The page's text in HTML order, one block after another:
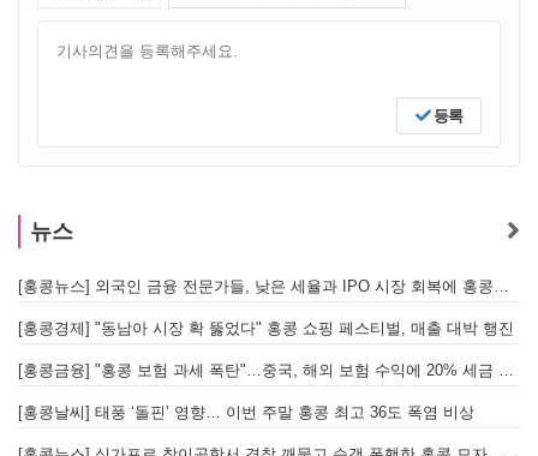
등록
뉴스
[홍콩뉴스] 외국인 금융 전문가들, 낮은 세율과 IPO 시장 회복에 홍콩으로 '대거 복귀'
[홍콩경제] "동남아 시장 확 뚫었다" 홍콩 쇼핑 페스티벌, 매출 대박 행진
[홍콩금융] "홍콩 보험 과세 폭탄"…중국, 해외 보험 수익에 20% 세금 부과로 관련주 급락
[홍콩날씨] 태풍 ‘돌핀’ 영향… 이번 주말 홍콩 최고 36도 폭염 비상